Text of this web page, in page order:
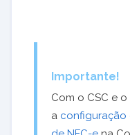
Importante!
Com o CSC e
a configuração